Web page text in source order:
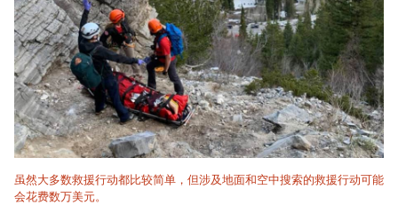
虽然大多数救援行动都比较简单，但涉及地面和空中搜索的救援行动可能
会花费数万美元。